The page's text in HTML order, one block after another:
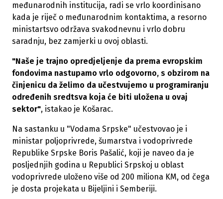
međunarodnih institucija, radi se vrlo koordinisano
kada je riječ o međunarodnim kontaktima, a resorno
ministartsvo održava svakodnevnu i vrlo dobru
saradnju, bez zamjerki u ovoj oblasti.
"Naše je trajno opredjeljenje da prema evropskim
fondovima nastupamo vrlo odgovorno, s obzirom na
činjenicu da želimo da učestvujemo u programiranju
određenih sredtsva koja će biti uložena u ovaj
sektor", istakao je Košarac.
Na sastanku u "Vodama Srpske" učestvovao je i
ministar poljoprivrede, šumarstva i vodoprivrede
Republike Srpske Boris Pašalić, koji je naveo da je
posljednjih godina u Republici Srpskoj u oblast
vodoprivrede uloženo više od 200 miliona KM, od čega
je dosta projekata u Bijeljini i Semberiji.